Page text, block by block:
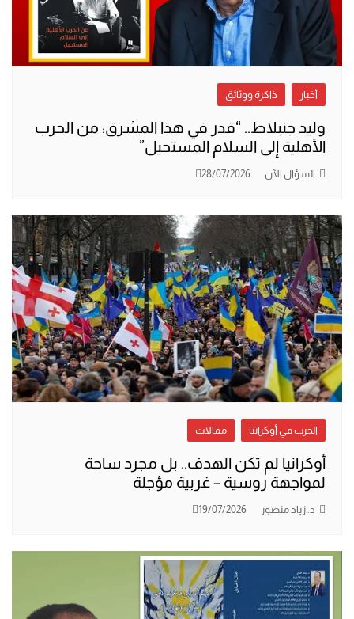
أخبار ذاكرة ووثائق
وليد جنبلاط.. “قدر في هذا المشرق: من الحرب
الأهلية إلى السلام المستحيل”
السؤال الآن 28/07/2026
الحرب في أوكرانيا مقالات
أوكرانيا لم تكن الهدف.. بل مجرد ساحة
لمواجهة روسية – غربية مؤجلة
د. زياد منصور 19/07/2026